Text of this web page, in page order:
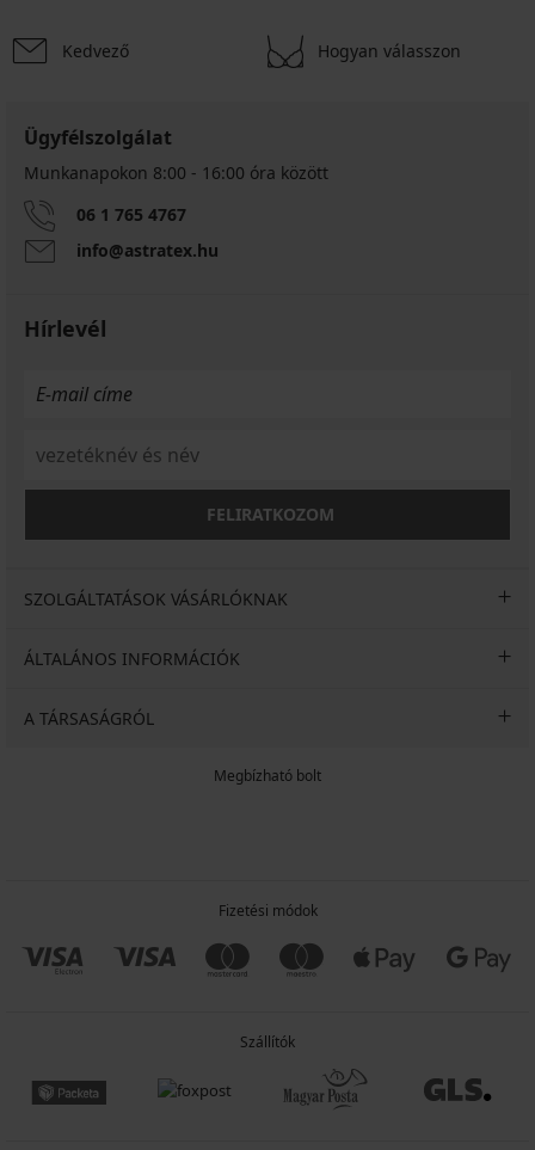
Kedvező Hogyan válasszon
Ügyfélszolgálat
Munkanapokon 8:00 - 16:00 óra között
06 1 765 4767
info@astratex.hu
Hírlevél
FELIRATKOZOM
SZOLGÁLTATÁSOK VÁSÁRLÓKNAK
ÁLTALÁNOS INFORMÁCIÓK
A TÁRSASÁGRÓL
Megbízható bolt
Fizetési módok
Szállítók